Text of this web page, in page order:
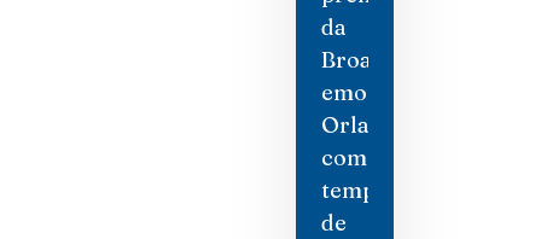
da
Broadway
emociona
Orlando
com
temporada
de